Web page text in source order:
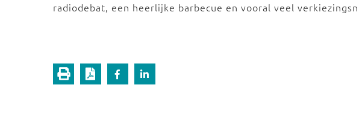
radiodebat, een heerlijke barbecue en vooral veel